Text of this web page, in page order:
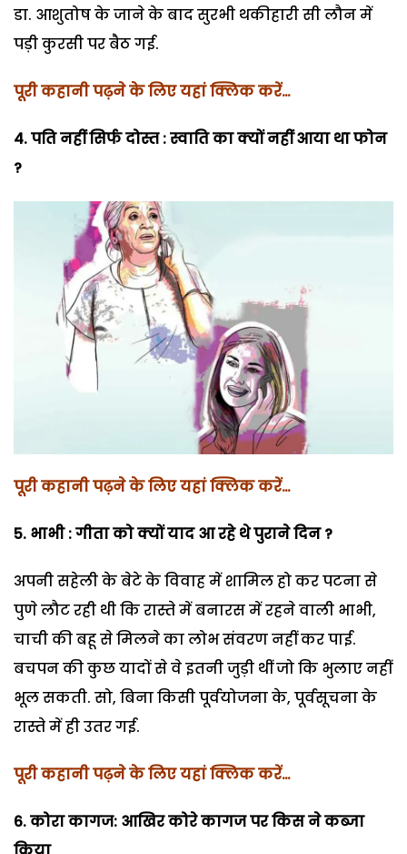
डा. आशुतोष के जाने के बाद सुरभी थकीहारी सी लौन में
पड़ी कुरसी पर बैठ गई.
पूरी कहानी पढ़ने के लिए यहां क्लिक करें…
4. पति नहीं सिर्फ दोस्त : स्वाति का क्यों नहीं आया था फोन
?
पूरी कहानी पढ़ने के लिए यहां क्लिक करें…
5. भाभी : गीता को क्यों याद आ रहे थे पुराने दिन ?
अपनी सहेली के बेटे के विवाह में शामिल हो कर पटना से
पुणे लौट रही थी कि रास्ते में बनारस में रहने वाली भाभी,
चाची की बहू से मिलने का लोभ संवरण नहीं कर पाई.
बचपन की कुछ यादों से वे इतनी जुड़ी थीं जो कि भुलाए नहीं
भूल सकती. सो, बिना किसी पूर्वयोजना के, पूर्वसूचना के
रास्ते में ही उतर गई.
पूरी कहानी पढ़ने के लिए यहां क्लिक करें…
6. कोरा कागज: आखिर कोरे कागज पर किस ने कब्जा